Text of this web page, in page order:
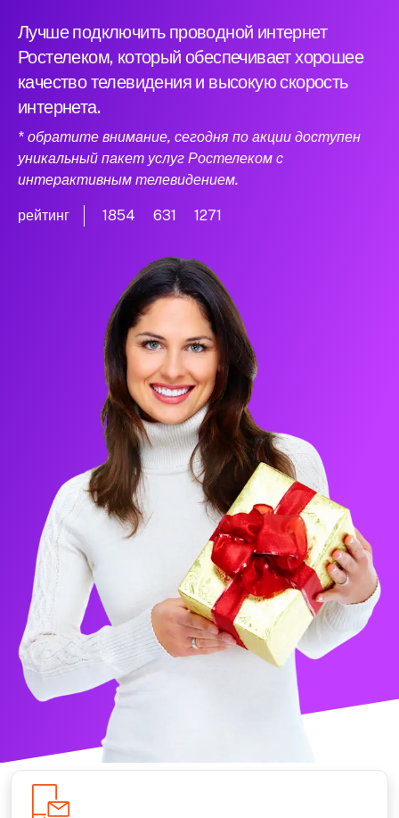
Лучше подключить проводной интернет
Ростелеком, который обеспечивает хорошее
качество телевидения и высокую скорость
интернета.
* обратите внимание, сегодня по акции доступен
уникальный пакет услуг Ростелеком с
интерактивным телевидением.
рейтинг 1854 631 1271